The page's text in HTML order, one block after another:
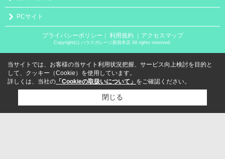
PCサイト
プライバシーポリシー 利用規約 ｜アクセスマップ
Copyright(c) ハウスガレージ新宿本店 All rights reserved.
当サイトでは、お客様の当サイト利用状況把握、サービス向上検討を目的と
して、クッキー（Cookie）を使用しています。
詳しくは、当社の 「Cookieの取扱いについて」 をご確認ください。
閉じる